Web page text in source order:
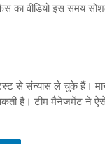
वीडियो इस समय सोशल
से संन्यास ले चुके हैं।
है। टीम मैनेजमेंट ने